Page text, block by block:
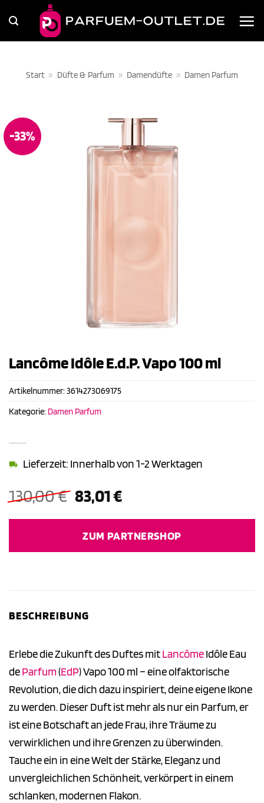
Inhalt
springen
Start » Düfte & Parfum » Damendüfte » Damen Parfum
-33%
Lancôme Idôle E.d.P. Vapo 100 ml
130,00€ Ursprünglicher
war:
130,00 €
83,01€Aktueller
ist:
83,01 €.
Lieferzeit: Innerhalb von 1-2 Werktagen
ZUM PARTNERSHOP
Artikelnummer: 3614273069175
Kategorie: Damen Parfum
BESCHREIBUNG
Erlebe die Zukunft des Duftes mitLancômeIdôle Eau
deParfum(EdP) Vapo 100 ml – eine olfaktorische
Revolution, die dich dazu inspiriert, deine eigene Ikone
zu werden. Dieser Duft ist mehr als nur ein Parfum, er
ist eine Botschaft an jede Frau, ihre Träume zu
verwirklichen und ihre Grenzen zu überwinden.
Tauche ein in eine Welt der Stärke, Eleganz und
unvergleichlichen Schönheit, verkörpert in einem
schlanken, modernen Flakon.